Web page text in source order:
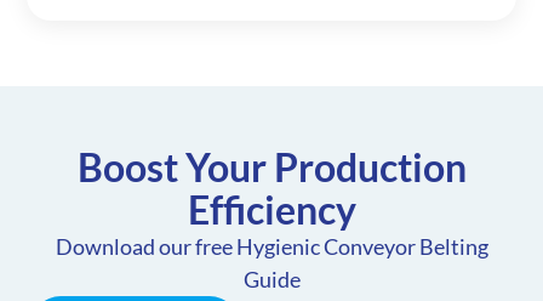
Boost Your Production
Efficiency
Download our free Hygienic Conveyor Belting
Guide